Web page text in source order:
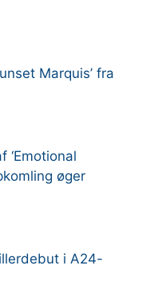
Marquis’ fra
‘Emotional
øger
i A24-